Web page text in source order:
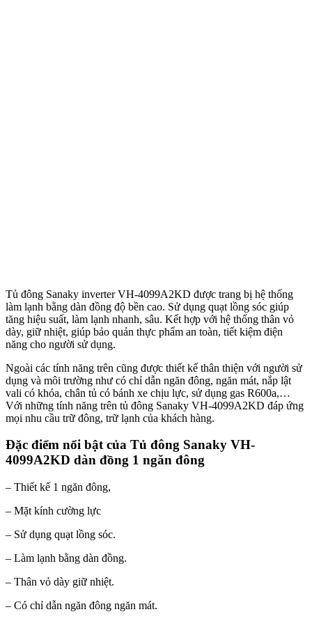
Tủ đông Sanaky inverter VH-4099A2KD được trang bị hệ thống
làm lạnh bằng dàn đồng độ bền cao. Sử dụng quạt lồng sóc giúp
tăng hiệu suất, làm lạnh nhanh, sâu. Kết hợp với hệ thống thân vỏ
dày, giữ nhiệt, giúp bảo quản thực phẩm an toàn, tiết kiệm điện
năng cho người sử dụng.
Ngoài các tính năng trên cũng được thiết kế thân thiện với người sử
dụng và môi trường như có chỉ dẫn ngăn đông, ngăn mát, nắp lật
vali có khóa, chân tủ có bánh xe chịu lực, sử dụng gas R600a,…
Với những tính năng trên tủ đông Sanaky VH-4099A2KD đáp ứng
mọi nhu cầu trữ đông, trữ lạnh của khách hàng.
Đặc điểm nổi bật của Tủ đông Sanaky VH-
4099A2KD​ dàn đồng 1 ngăn đông
– Thiết kế 1 ngăn đông,
– Mặt kính cường lực
– Sử dụng quạt lồng sóc.
– Làm lạnh bằng dàn đồng.
– Thân vỏ dày giữ nhiệt.
– Có chỉ dẫn ngăn đông ngăn mát.